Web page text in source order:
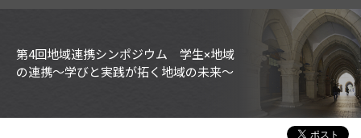
第4回地域連携シンポジウム 学生×地域
の連携～学びと実践が拓く地域の未来～